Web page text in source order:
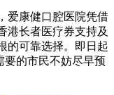
康健口腔医院凭借
港长者医疗券支持及
的可靠选择。即日起
要的市民不妨尽早预